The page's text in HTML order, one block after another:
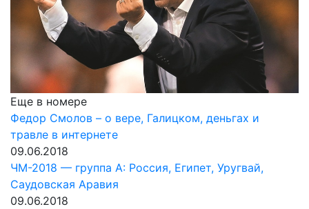
Еще в номере
Федор Смолов – о вере, Галицком, деньгах и
травле в интернете
09.06.2018
ЧМ-2018 — группа A: Россия, Египет, Уругвай,
Саудовская Аравия
09.06.2018